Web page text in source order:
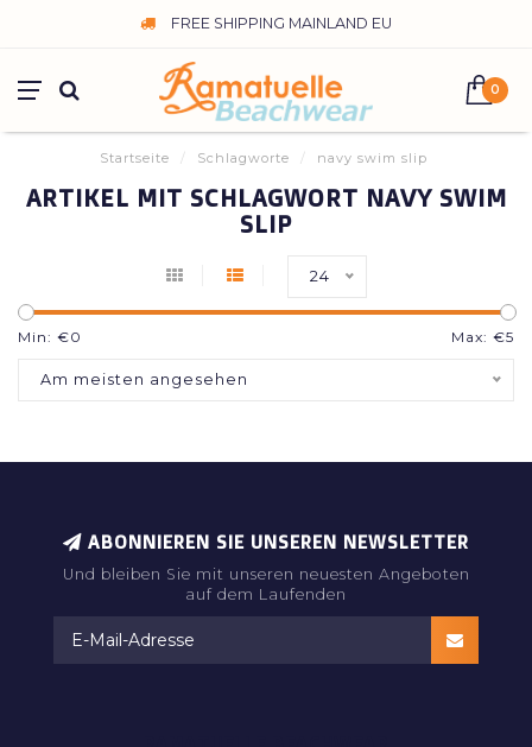
FREE SHIPPING MAINLAND EU
0
Startseite / Schlagworte / navy swim slip
ARTIKEL MIT SCHLAGWORT NAVY SWIM
SLIP
24
Min: €0 Max: €5
Am meisten angesehen
ABONNIEREN SIE UNSEREN NEWSLETTER
Und bleiben Sie mit unseren neuesten Angeboten
auf dem Laufenden